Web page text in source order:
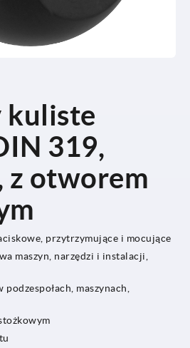
kuliste
319,
z otworem
przytrzymujące i mocujące
maszyn, narzędzi i instalacji,
maszynach,